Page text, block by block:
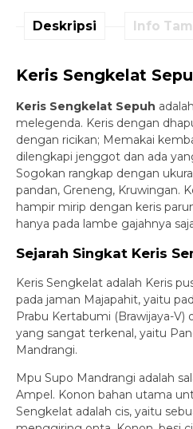
Deskripsi Info
Keris Sengkelat
Keris Sengkelat Sepuh
melegenda. Keris dengan
dengan ricikan; Memakai
dilengkapi jenggot dan ada
Sogokan rangkap dengan
pandan, Greneng, Kruwingan.
hampir mirip dengan keris
hanya pada lambe gajahnya
Sejarah Singkat Keris
Keris Sengkelat adalah Keris
pada jaman Majapahit, yaitu
Prabu Kertabumi (Brawijaya-V)
yang sangat terkenal, yaitu
Mandrangi.
Mpu Supo Mandrangi adalah
Ampel. Konon bahan utama
Sengkelat adalah cis, yaitu